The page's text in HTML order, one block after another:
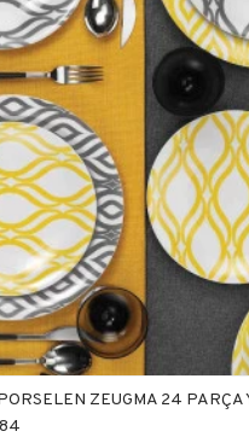
ZEUGMA 24 PARÇA